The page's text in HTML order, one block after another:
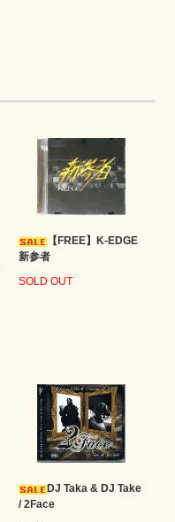
【FREE】K-EDGE
新参者
SOLD OUT
DJ Taka & DJ Take
/ 2Face